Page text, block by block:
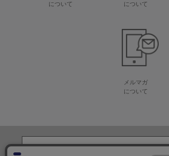
について
について
メルマガ
について
生地・毛糸・手芸材料の